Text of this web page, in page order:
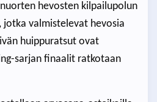
hevosten kilpailupolun
valmistelevat hevosia
huippuratsut ovat
sarjan finaalit ratkotaan